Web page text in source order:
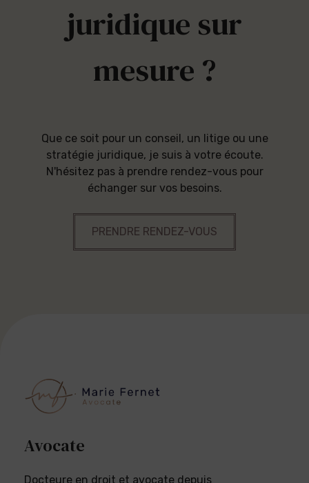
juridique sur
mesure ?
Que ce soit pour un conseil, un litige ou une
stratégie juridique, je suis à votre écoute.
N'hésitez pas à prendre rendez-vous pour
échanger sur vos besoins.
PRENDRE RENDEZ-VOUS
Avocate
Docteure en droit et avocate depuis